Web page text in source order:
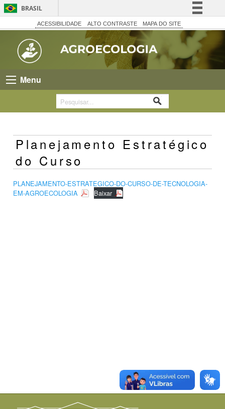
BRASIL
Simplifique!
Comunica BR
Participe
Acesso à informação
Canais
ACESSIBILIDADE ALTO CONTRASTE MAPA DO SITE
Menu
Planejamento Estratégico
do Curso
PLANEJAMENTO-ESTRATEGICO-DO-CURSO-DE-TECNOLOGIA-
EM-AGROECOLOGIA
Baixar